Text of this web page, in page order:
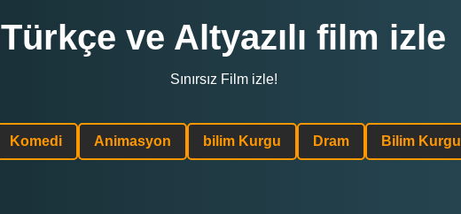
Türkçe ve Altyazılı film izle
Sınırsız Film izle!
Komedi Animasyon bilim Kurgu Dram Bilim Kurgu